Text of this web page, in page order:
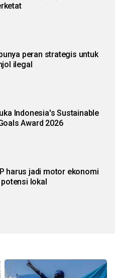
peran strategis untuk
ilegal
Indonesia's Sustainable
Award 2026
harus jadi motor ekonomi
lokal